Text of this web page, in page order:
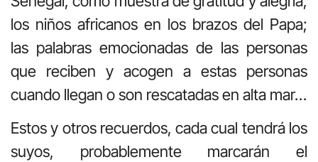
los niños africanos en los brazos del Papa;
las palabras emocionadas de las personas
que reciben y acogen a estas personas
cuando llegan o son rescatadas en alta mar…
Estos y otros recuerdos, cada cual tendrá los
suyos, probablemente marcarán el